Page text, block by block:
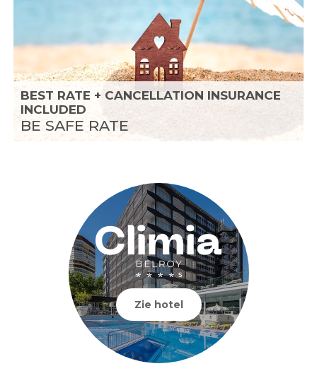
BEST RATE + CANCELLATION INSURANCE
INCLUDED
BE SAFE RATE
Zie hotel